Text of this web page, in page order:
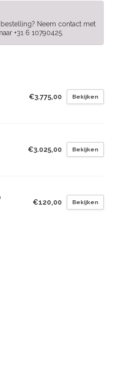
Neem contact met
+31 6 10790425.
€3.775,00 Bekijken
€3.025,00 Bekijken
€120,00 Bekijken